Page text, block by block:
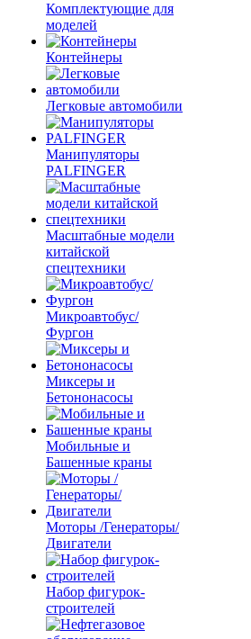
Комплектующие для
моделей
Контейнеры
Легковые автомобили
Манипуляторы
PALFINGER
Масштабные модели
китайской
спецтехники
Микроавтобус/
Фургон
Миксеры и
Бетононасосы
Мобильные и
Башенные краны
Моторы /Генераторы/
Двигатели
Набор фигурок-
строителей